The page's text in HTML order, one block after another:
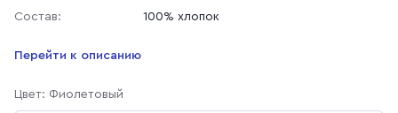
Состав:
100% хлопок
Перейти к описанию
Цвет: Фиолетовый